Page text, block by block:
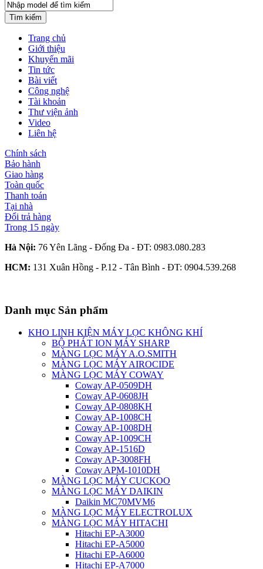
Tìm kiếm
Trang chủ
Giới thiệu
Khuyến mãi
Tin tức
Bài viết
Công nghệ
Tài khoản
Thư viện ảnh
Video
Liên hệ
Chính sách
Bảo hành
Giao hàng
Toàn quốc
Thanh toán
Tại nhà
Đổi trả hàng
Trong 15 ngày
Hà Nội: 76 Yên Lãng - Đống Đa - ĐT: 0983.080.283
HCM: 131 Xuân Hồng - P.12 - Tân Bình - ĐT: 0904.539.268
Danh mục Sản phẩm
KHO LINH KIỆN MÁY LỌC KHÔNG KHÍ
BỘ PHÁT ION MÁY SHARP
MÀNG LỌC MÁY A.O.SMITH
MÀNG LỌC MÁY AIROCIDE
MÀNG LỌC MÁY COWAY
Coway AP-0509DH
Coway AP-0608JH
Coway AP-0808KH
Coway AP-1008CH
Coway AP-1008DH
Coway AP-1009CH
Coway AP-1516D
Coway AP-3008FH
Coway APM-1010DH
MÀNG LỌC MÁY CUCKOO
MÀNG LỌC MÁY DAIKIN
Daikin MC70MVM6
MÀNG LỌC MÁY ELECTROLUX
MÀNG LỌC MÁY HITACHI
Hitachi EP-A3000
Hitachi EP-A5000
Hitachi EP-A6000
Hitachi EP-A7000